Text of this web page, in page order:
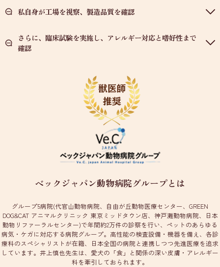
私自身が工場を視察、製造品質を確認
さらに、臨床試験を実施し、アレルギー対応と嗜好性まで
確認
ベックジャパン動物病院グループとは
グループ5病院(代官山動物病院、自由が丘動物医療センター、GREEN
DOG&CAT アニマルクリニック 東京ミッドタウン店、神戸灘動物病院、日本
動物リファーラルセンター)で年間約2万件の診察を行い、ペットのあらゆる
病気・ケガに対応する病院グループ。高性能の検査設備・機器を備え、各診
療科のスペシャリストが在籍、日本全国の病院と連携しつつ先進医療を追求
しています。井上慎也先生は、愛犬の「食」と関係の深い皮膚・アレルギー
科を牽引しておられます。